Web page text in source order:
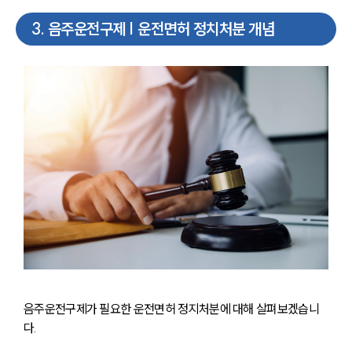
3. 음주운전구제 | 운전면허 정치처분 개념
음주운전구제가 필요한 운전면허 정지처분에 대해 살펴보겠습니
다.